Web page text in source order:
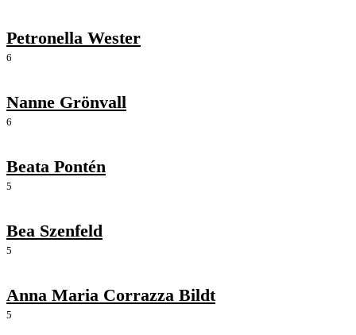
Petronella Wester
6
Nanne Grönvall
6
Beata Pontén
5
Bea Szenfeld
5
Anna Maria Corrazza Bildt
5